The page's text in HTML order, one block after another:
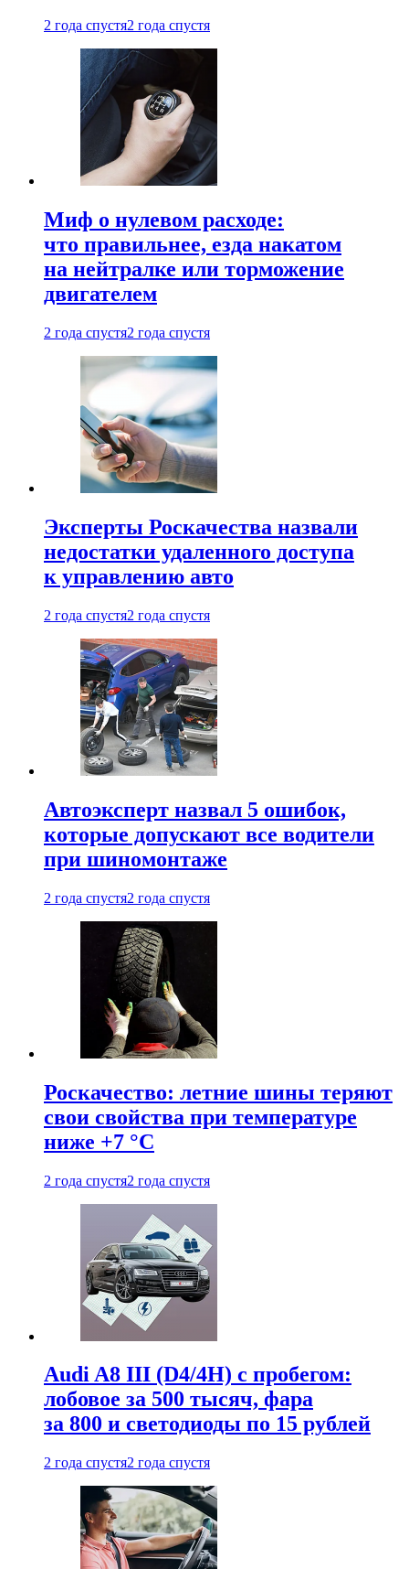
2 года спустя2 года спустя
Миф о нулевом расходе:
что правильнее, езда накатом
на нейтралке или торможение
двигателем
2 года спустя2 года спустя
Эксперты Роскачества назвали
недостатки удаленного доступа
к управлению авто
2 года спустя2 года спустя
Автоэксперт назвал 5 ошибок,
которые допускают все водители
при шиномонтаже
2 года спустя2 года спустя
Роскачество: летние шины теряют
свои свойства при температуре
ниже +7 °C
2 года спустя2 года спустя
Audi A8 III (D4/4H) c пробегом:
лобовое за 500 тысяч, фара
за 800 и светодиоды по 15 рублей
2 года спустя2 года спустя